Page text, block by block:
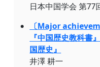
日本中国学会 第77
〔Major
『中国歴史教科書
国歴史』
井澤 耕一